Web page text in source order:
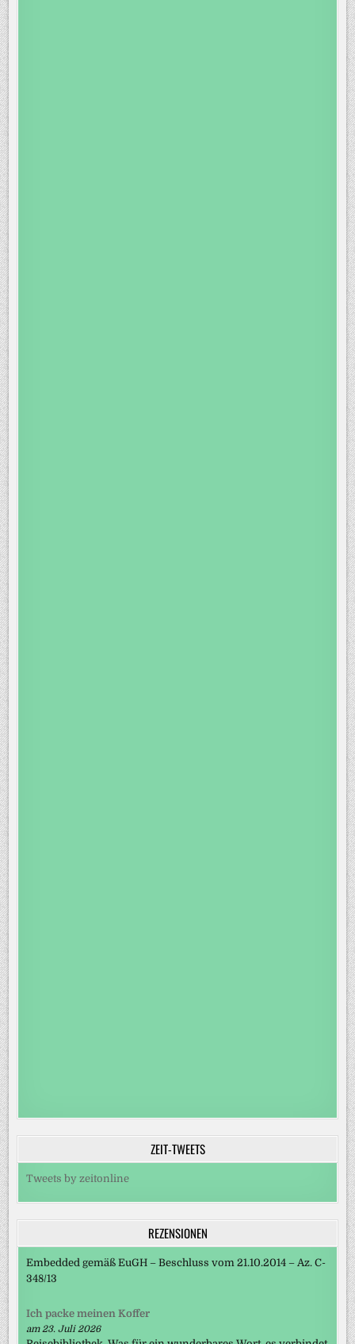
ZEIT-TWEETS
Tweets by zeitonline
REZENSIONEN
Embedded gemäß EuGH – Beschluss vom 21.10.2014 – Az. C-
348/13
Ich packe meinen Koffer
am 23. Juli 2026